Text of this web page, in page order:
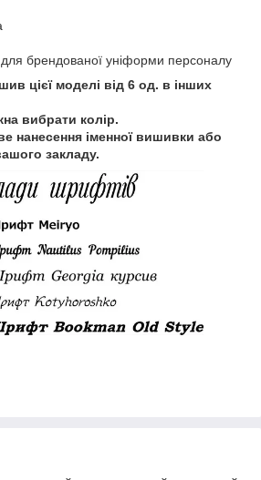
брендованої уніформи персоналу
цієї моделі від 6 од. в інших
вибрати колір.
нанесення іменної вишивки або
закладу.